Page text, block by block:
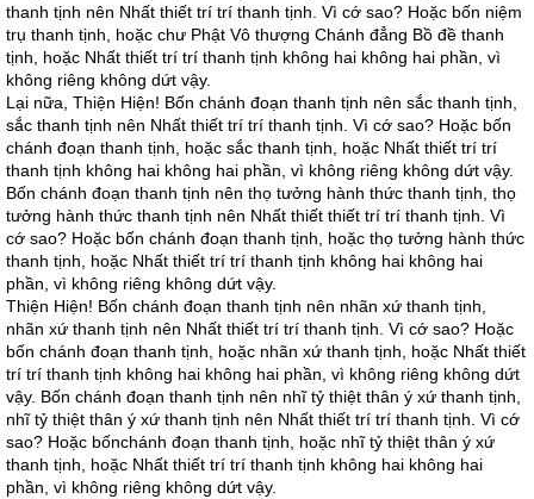
thanh tịnh nên Nhất thiết trí trí thanh tịnh. Vì cớ sao? Hoặc bốn niệm
trụ thanh tịnh, hoặc chư Phật Vô thượng Chánh đẳng Bồ đề thanh
tịnh, hoặc Nhất thiết trí trí thanh tịnh không hai không hai phần, vì
không riêng không dứt vậy.
Lại nữa, Thiện Hiện! Bốn chánh đoạn thanh tịnh nên sắc thanh tịnh,
sắc thanh tịnh nên Nhất thiết trí trí thanh tịnh. Vì cớ sao? Hoặc bốn
chánh đoạn thanh tịnh, hoặc sắc thanh tịnh, hoặc Nhất thiết trí trí
thanh tịnh không hai không hai phần, vì không riêng không dứt vậy.
Bốn chánh đoạn thanh tịnh nên thọ tưởng hành thức thanh tịnh, thọ
tưởng hành thức thanh tịnh nên Nhất thiết thiết trí trí thanh tịnh. Vì
cớ sao? Hoặc bốn chánh đoạn thanh tịnh, hoặc thọ tưởng hành thức
thanh tịnh, hoặc Nhất thiết trí trí thanh tịnh không hai không hai
phần, vì không riêng không dứt vậy.
Thiện Hiện! Bốn chánh đoạn thanh tịnh nên nhãn xứ thanh tịnh,
nhãn xứ thanh tịnh nên Nhất thiết trí trí thanh tịnh. Vì cớ sao? Hoặc
bốn chánh đoạn thanh tịnh, hoặc nhãn xứ thanh tịnh, hoặc Nhất thiết
trí trí thanh tịnh không hai không hai phần, vì không riêng không dứt
vậy. Bốn chánh đoạn thanh tịnh nên nhĩ tỷ thiệt thân ý xứ thanh tịnh,
nhĩ tỷ thiệt thân ý xứ thanh tịnh nên Nhất thiết trí trí thanh tịnh. Vì cớ
sao? Hoặc bốnchánh đoạn thanh tịnh, hoặc nhĩ tỷ thiệt thân ý xứ
thanh tịnh, hoặc Nhất thiết trí trí thanh tịnh không hai không hai
phần, vì không riêng không dứt vậy.